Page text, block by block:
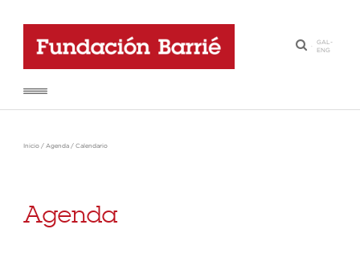
·
GAL-
ENG
Inicio / Agenda / Calendario
Agenda